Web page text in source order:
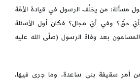
مسألة: من يخلُف الرسول في قيادة الأمّة
حقّ؟ وفي أيّ مجال؟ فكان أول الأسئلة
المسلمون بعد وفاة الرسول (صلّى الله عليه
أمر سقيفة بني ساعدة، وما جرى فيها،